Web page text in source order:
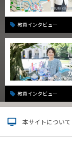
教員インタビュー
教員インタビュー
本サイトについて